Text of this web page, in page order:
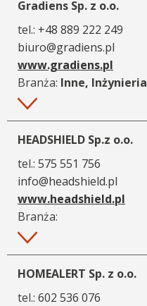
Gradiens Sp. z o.o.
tel.: +48 889 222 249
biuro@gradiens.pl
www.gradiens.pl
Branża: Inne, Inżynieria
Więcej
HEADSHIELD Sp.z o.o.
tel.: 575 551 756
info@headshield.pl
www.headshield.pl
Branża:
Więcej
HOMEALERT Sp. z o.o.
tel.: 602 536 076